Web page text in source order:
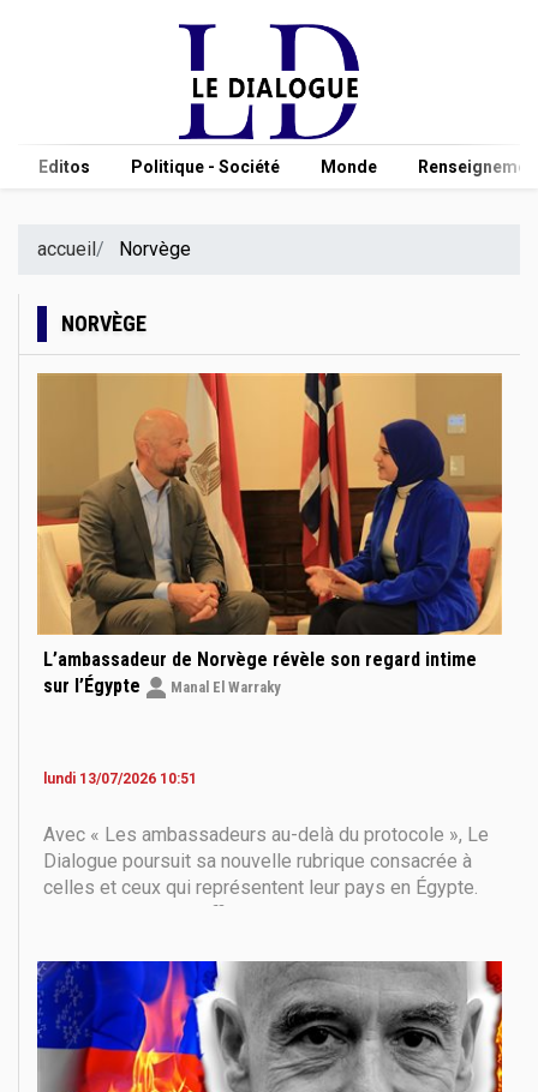
Editos Politique - Société Monde
accueil Norvège
NORVÈGE
L’ambassadeur de Norvège révèle son regard intime
sur l’Égypte
Manal El Warraky
lundi 13/07/2026 10:51
Avec « Les ambassadeurs au-delà du protocole », Le
Dialogue poursuit sa nouvelle rubrique consacrée à
celles et ceux qui représentent leur pays en Égypte.
Loin des discours officiels, cette série d’entretiens
un autre jour : leur quotidien, leur regard sur l’Égypte,
leurs habitudes, leurs passions et les expériences
qui marquent leur séjour.